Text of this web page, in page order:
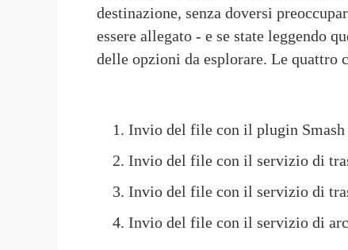
destinazione, senza doversi
essere allegato - e se state leggendo
delle opzioni da esplorare. Le quattro
Invio del file con il plugin Smash
Invio del file con il servizio di
Invio del file con il servizio di
Invio del file con il servizio di